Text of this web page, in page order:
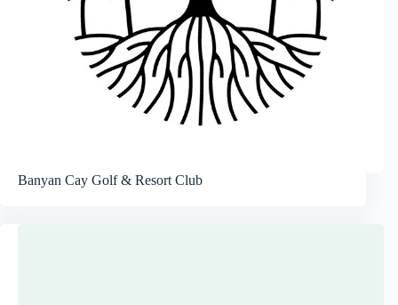
Banyan Cay Golf & Resort Club